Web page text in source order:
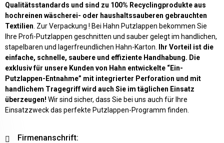
Qualitätsstandards und sind zu 100% Recyclingprodukte aus
hochreinen wäscherei- oder haushaltssauberen gebrauchten
Textilien. Zur Verpackung ! Bei Hahn Putzlappen bekommen Sie
Ihre Profi-Putzlappen geschnitten und sauber gelegt im handlichen,
stapelbaren und lagerfreundlichen Hahn-Karton.
Ihr Vorteil ist die
einfache, schnelle, saubere und effiziente Handhabung. Die
exklusiv für unsere Kunden von Hahn entwickelte “Ein-
Putzlappen-Entnahme” mit integrierter Perforation und mit
handlichem Tragegriff wird auch Sie im täglichen Einsatz
überzeugen! Wir sind sicher, dass Sie bei uns auch für Ihre
Einsatzzweck das perfekte Putzlappen-Programm finden.
Firmenanschrift: